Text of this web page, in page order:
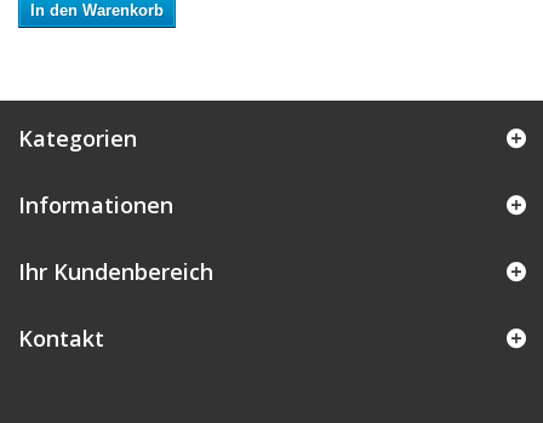
In den Warenkorb
Kategorien
Informationen
Ihr Kundenbereich
Kontakt